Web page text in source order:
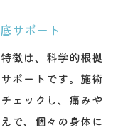
サポート
徴は、科学的根拠
ポートです。施術
ェックし、痛みや
で、個々の身体に